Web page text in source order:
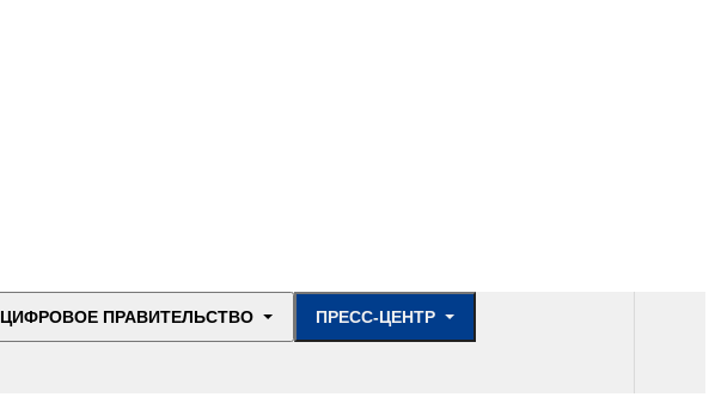
ЦИФРОВОЕ ПРАВИТЕЛЬСТВО ПРЕСС-ЦЕНТР